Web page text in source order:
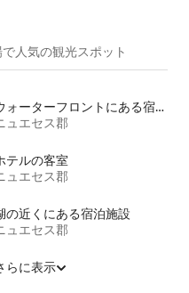
人気の観光スポット
ウォーターフロントにある宿泊施設
ュエセス郡
テルの客室
ュエセス郡
の近くにある宿泊施設
ュエセス郡
らに表示